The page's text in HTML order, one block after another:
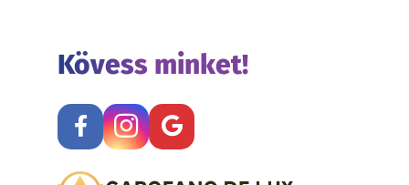
Kövess minket!